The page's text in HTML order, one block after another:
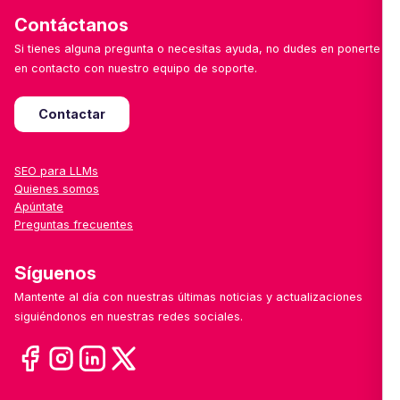
Contáctanos
Si tienes alguna pregunta o necesitas ayuda, no dudes en ponerte
en contacto con nuestro equipo de soporte.
Contactar
SEO para LLMs
Quienes somos
Apúntate
Preguntas frecuentes
Síguenos
Mantente al día con nuestras últimas noticias y actualizaciones
siguiéndonos en nuestras redes sociales.